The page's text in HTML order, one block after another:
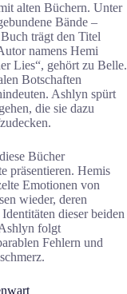
alten Büchern. Unter
Bände –
trägt den Titel
namens Hemi
Lies“, gehört zu Belle.
Botschaften
Ashlyn spürt
die sie dazu
Bücher
präsentieren. Hemis
Emotionen von
wieder, deren
dieser beiden
folgt
Fehlern und